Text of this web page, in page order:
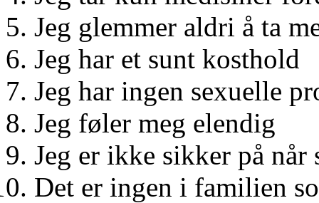
Jeg glemmer aldri å ta
Jeg har et sunt kosthold
Jeg har ingen sexuelle
Jeg føler meg elendig
Jeg er ikke sikker på når
Det er ingen i familien